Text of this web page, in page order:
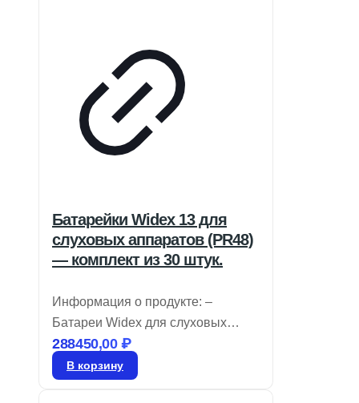
Батарейки Widex 13 для
слуховых аппаратов (PR48)
— комплект из 30 штук.
Информация о продукте: –
Батареи Widex для слуховых
аппаратов имеют цветовую
маркировку, позволяющую легко
288450,00₽
В корзину